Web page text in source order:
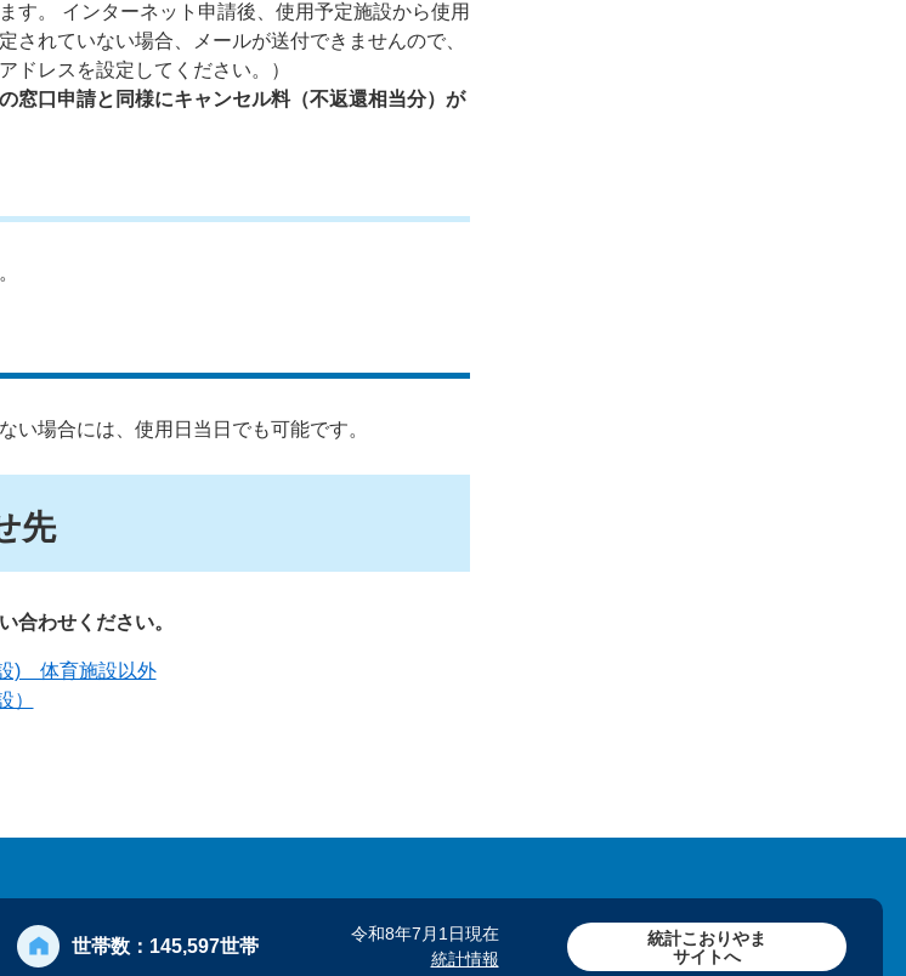
す。 インターネット申請後、使用予定施設から使用
れていない場合、メールが送付できませんので、
ドレスを設定してください。）
窓口申請と同様にキャンセル料（不返還相当分）が
い場合には、使用日当日でも可能です。
先
合わせください。
) 体育施設以外
）
世帯数： 145,597世帯
令和8年7月1日現在
統計情報
統計こおりやま
サイトへ